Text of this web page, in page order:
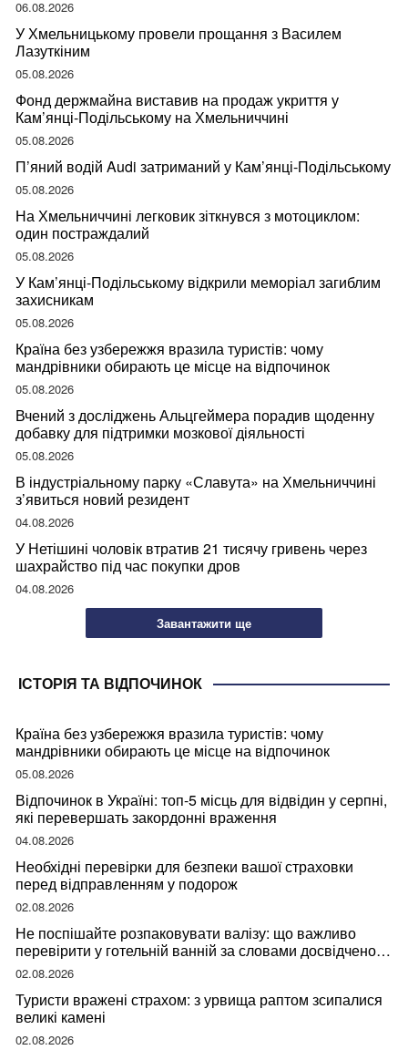
06.08.2026
У Хмельницькому провели прощання з Василем
Лазуткіним
05.08.2026
Фонд держмайна виставив на продаж укриття у
Кам’янці-Подільському на Хмельниччині
05.08.2026
П’яний водій Audi затриманий у Кам’янці-Подільському
05.08.2026
На Хмельниччині легковик зіткнувся з мотоциклом:
один постраждалий
05.08.2026
У Кам’янці-Подільському відкрили меморіал загиблим
захисникам
05.08.2026
Країна без узбережжя вразила туристів: чому
мандрівники обирають це місце на відпочинок
05.08.2026
Вчений з досліджень Альцгеймера порадив щоденну
добавку для підтримки мозкової діяльності
05.08.2026
В індустріальному парку «Славута» на Хмельниччині
з’явиться новий резидент
04.08.2026
У Нетішині чоловік втратив 21 тисячу гривень через
шахрайство під час покупки дров
04.08.2026
Завантажити ще
ІСТОРІЯ ТА ВІДПОЧИНОК
Країна без узбережжя вразила туристів: чому
мандрівники обирають це місце на відпочинок
05.08.2026
Відпочинок в Україні: топ-5 місць для відвідин у серпні,
які перевершать закордонні враження
04.08.2026
Необхідні перевірки для безпеки вашої страховки
перед відправленням у подорож
02.08.2026
Не поспішайте розпаковувати валізу: що важливо
перевірити у готельній ванній за словами досвідченої
мандрівниці
02.08.2026
Туристи вражені страхом: з урвища раптом зсипалися
великі камені
02.08.2026